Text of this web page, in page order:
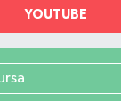
YOUTUBE